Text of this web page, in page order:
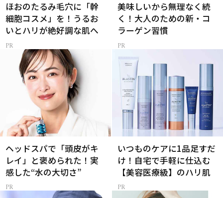
ほおのたるみ毛穴に「幹
細胞コスメ」を！うるお
いとハリが絶好調な肌へ
美味しいから無理なく続
く！大人のための新・コ
ラーゲン習慣
ヘッドスパで「頭皮がキ
レイ」と褒められた！実
感した“水の大切さ”
いつものケアに1品足すだ
け！自宅で手軽に仕込む
【美容医療級】のハリ肌